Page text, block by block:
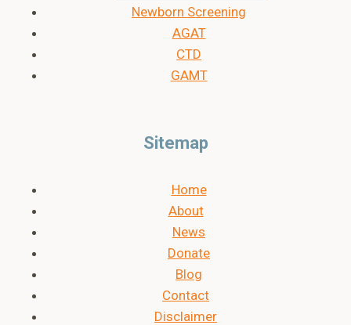
Newborn Screening
AGAT
CTD
GAMT
Sitemap
Home
About
News
Donate
Blog
Contact
Disclaimer